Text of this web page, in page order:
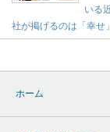
いる
社が掲げるのは「幸せ
ホーム